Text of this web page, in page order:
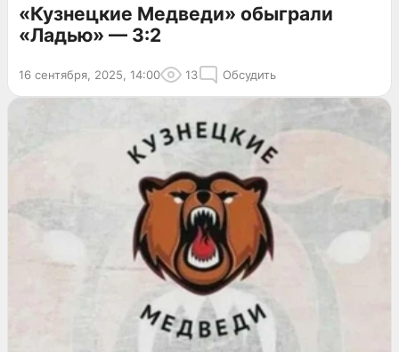
«Кузнецкие Медведи» обыграли
«Ладью» — 3:2
16 сентября, 2025, 14:00 13 Обсудить